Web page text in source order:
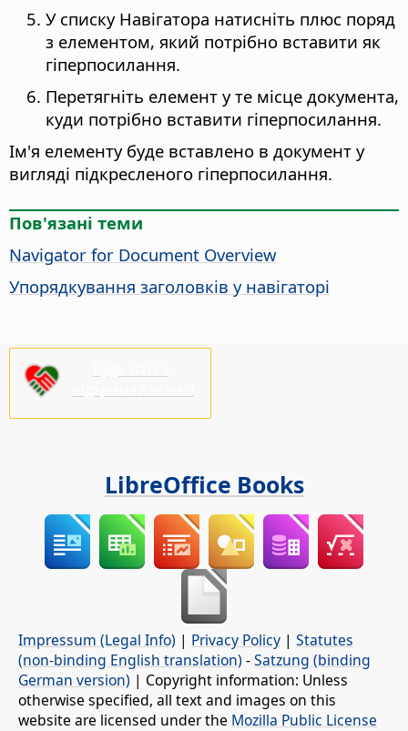
У списку Навігатора натисніть плюс поряд
з елементом, який потрібно вставити як
гіперпосилання.
Перетягніть елемент у те місце документа,
куди потрібно вставити гіперпосилання.
Ім'я елементу буде вставлено в документ у
вигляді підкресленого гіперпосилання.
Пов'язані теми
Navigator for Document Overview
Упорядкування заголовків у навігаторі
LibreOffice Books
Impressum (Legal Info) | Privacy Policy | Statutes
(non-binding English translation) -Satzung (binding
German version) | Copyright information: Unless
otherwise specified, all text and images on this
website are licensed under the Mozilla Public License